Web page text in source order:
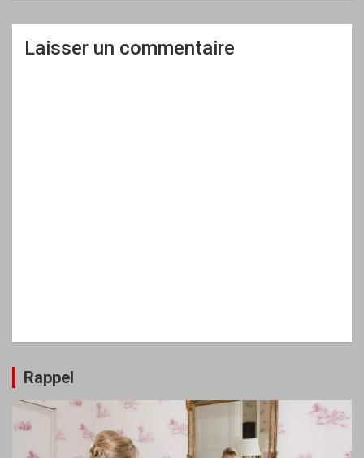
Laisser un commentaire
Rappel